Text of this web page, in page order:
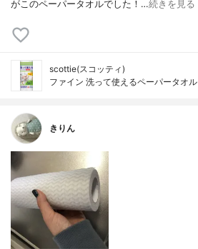
がこのペーパータオルでした！…続きを見る
scottie(スコッティ)
ファイン 洗って使えるペーパータオル
きりん